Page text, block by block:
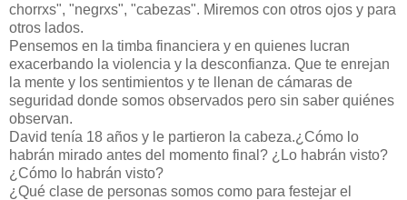
chorrxs", "negrxs", "cabezas". Miremos con otros ojos y para
otros lados.
Pensemos en la timba financiera y en quienes lucran
exacerbando la violencia y la desconfianza. Que te enrejan
la mente y los sentimientos y te llenan de cámaras de
seguridad donde somos observados pero sin saber quiénes
observan.
David tenía 18 años y le partieron la cabeza.¿Cómo lo
habrán mirado antes del momento final? ¿Lo habrán visto?
¿Cómo lo habrán visto?
¿Qué clase de personas somos como para festejar el